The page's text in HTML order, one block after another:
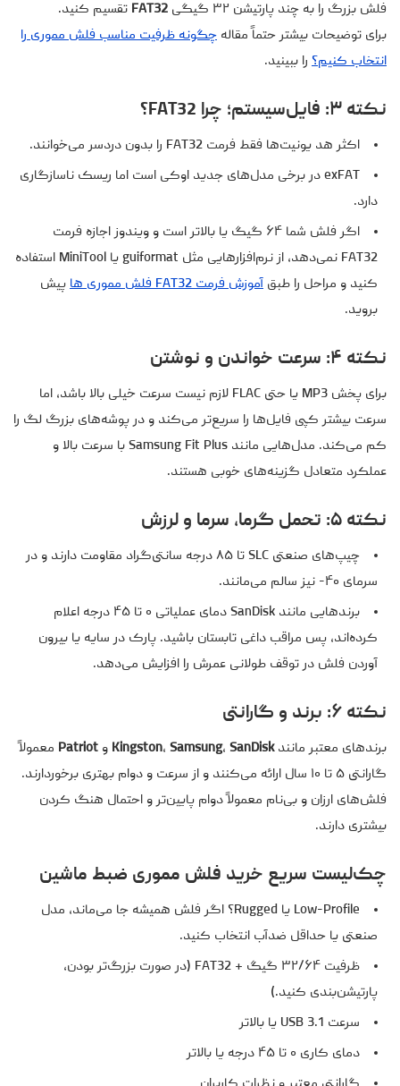
فلش بزرگ را به چند پارتیشن ۳۲ گیگی
FAT32 تقسیم کنید.
برای توضیحات بیشتر حتماً مقاله چگونه ظرفیت مناسب فلش مموری را
انتخاب کنیم؟ را ببینید.
نکته ۳: فایل‌سیستم؛ چرا FAT32؟
اکثر هد یونیت‌ها فقط فرمت FAT32 را بدون دردسر می‌خوانند.
exFAT در برخی مدل‌های جدید اوکی است اما ریسک ناسازگاری
دارد.
اگر فلش شما ۶۴ گیگ یا بالاتر است و ویندوز اجازه فرمت
FAT32 نمی‌دهد، از نرم‌افزارهایی مثل guiformat یا MiniTool استفاده
کنید و مراحل را طبق آموزش فرمت FAT32 فلش مموری ها
پیش
بروید.
نکته ۴: سرعت خواندن و نوشتن
برای پخش MP3 یا حتی FLAC لازم نیست سرعت خیلی بالا باشد، اما
سرعت بیشتر کپی فایل‌ها را سریع‌تر می‌کند و در پوشه‌های بزرگ لگ را
کم می‌کند. مدل‌هایی مانند Samsung Fit Plus با سرعت بالا و
عملکرد متعادل گزینه‌های خوبی هستند.
نکته ۵: تحمل گرما، سرما و لرزش
چیپ‌های صنعتی SLC تا ۸۵ درجه سانتی‌گراد مقاومت دارند و در
سرمای ۴۰- نیز سالم می‌مانند.
برندهایی مانند SanDisk دمای عملیاتی ۰ تا ۴۵ درجه اعلام
کرده‌اند، پس مراقب داغی تابستان باشید. پارک در سایه یا بیرون
آوردن فلش در توقف طولانی عمرش را افزایش می‌دهد.
نکته ۶: برند و گارانتی
برندهای معتبر مانند Kingston، Samsung، SanDisk و Patriot معمولاً
گارانتی ۵ تا ۱۰ سال ارائه می‌کنند و از سرعت و دوام بهتری برخوردارند.
فلش‌های ارزان و بی‌نام معمولاً دوام پایین‌تر و احتمال هنگ کردن
بیشتری دارند.
چک‌لیست سریع خرید فلش مموری ضبط ماشین
Low-Profile یا Rugged؟ اگر فلش همیشه جا می‌ماند، مدل
صنعتی یا حداقل ضدآب انتخاب کنید.
ظرفیت ۳۲/۶۴ گیگ + FAT32 (در صورت بزرگ‌تر بودن،
پارتیشن‌بندی کنید.)
سرعت USB 3.1 یا بالاتر
دمای کاری ۰ تا ۴۵ درجه یا بالاتر